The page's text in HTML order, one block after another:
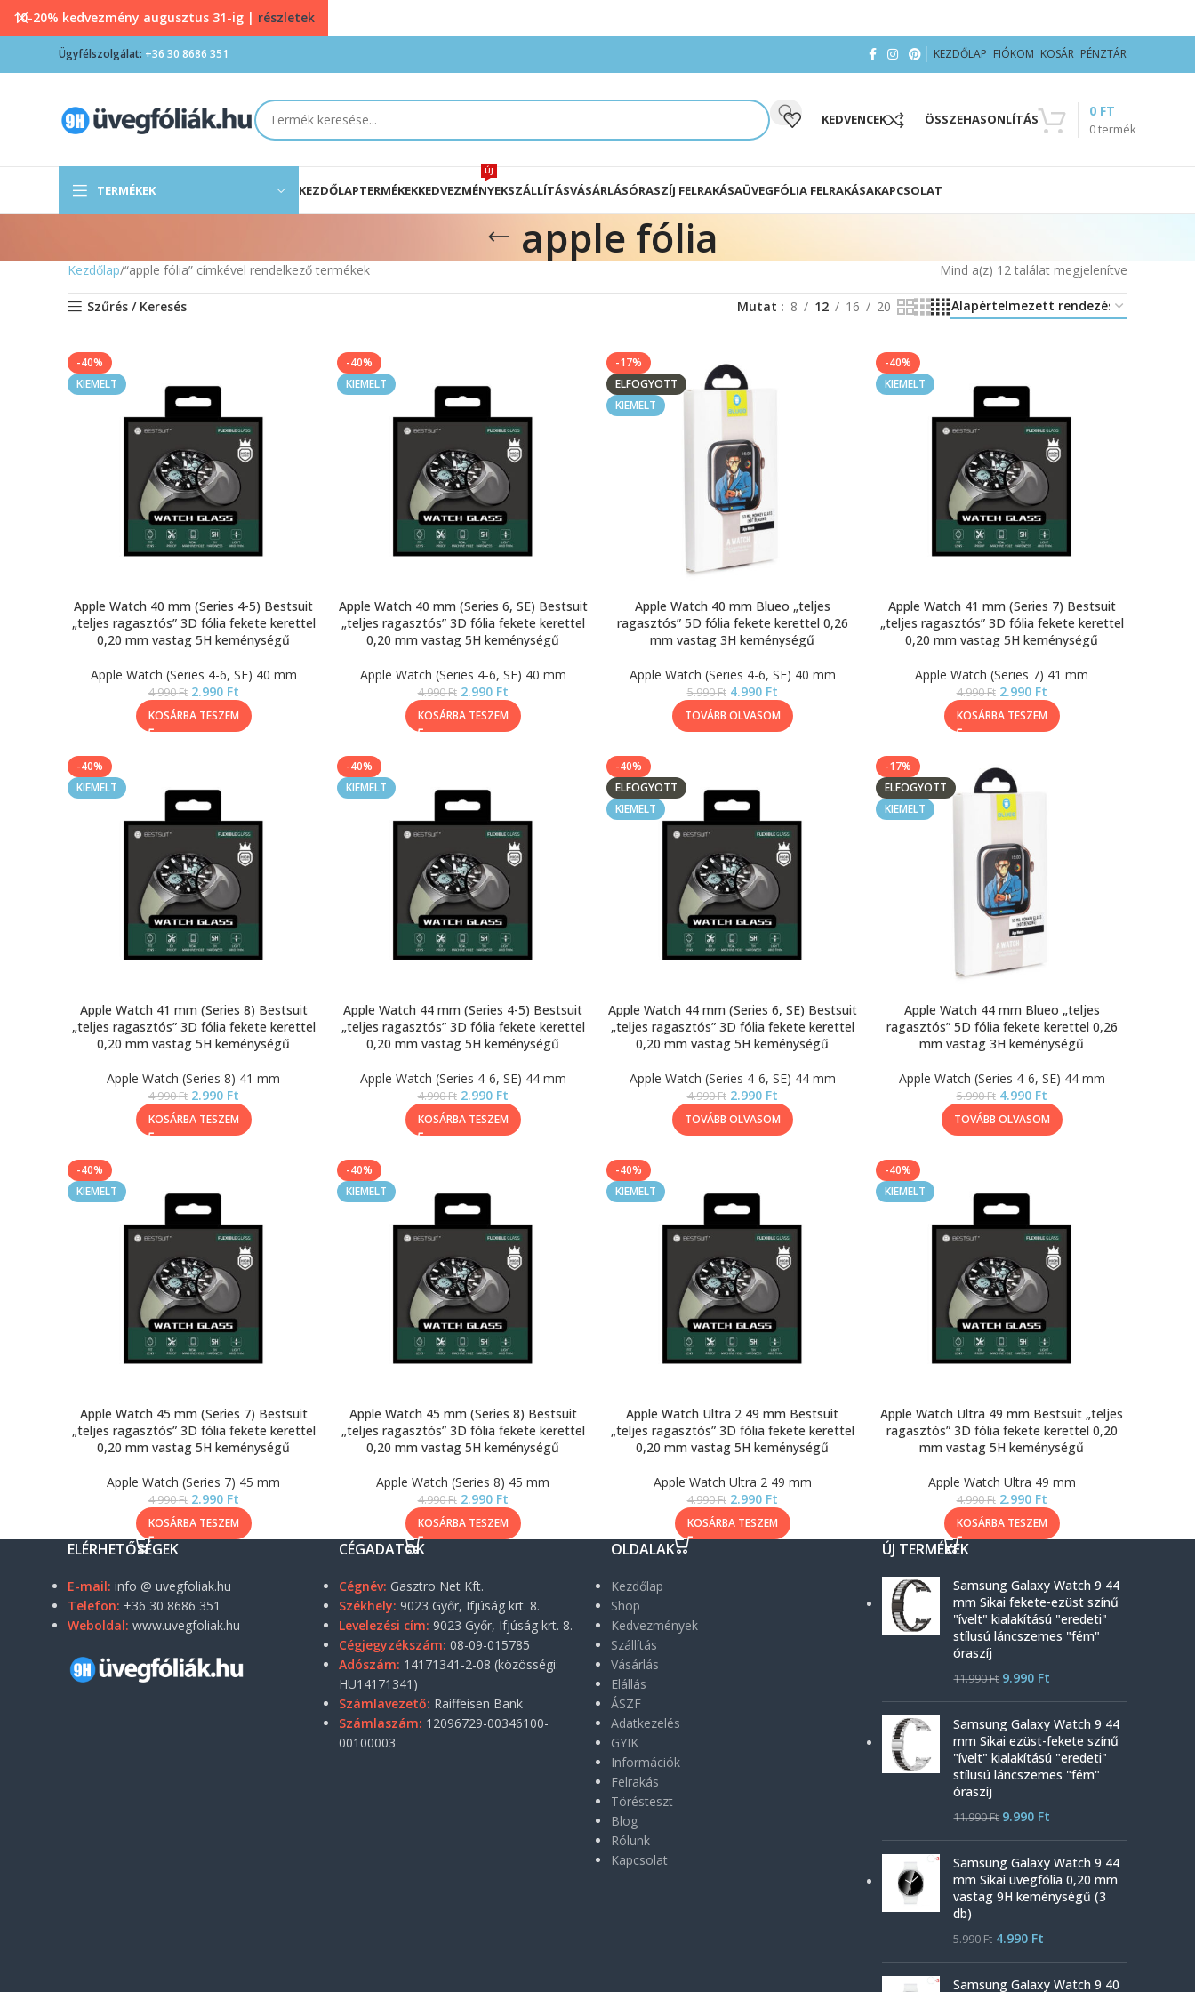
Ügyfélszolgálat: +36 30 8686 351 KEZDŐLAP FIÓKOM KOSÁR PÉNZTÁR
KEDVENCEK ÖSSZEHASONLÍTÁS
0termék
0 FT
TERMÉKEK KEZDŐLAPTERMÉKEKKEDVEZMÉNYEK
ÚJ
SZÁLLÍTÁSVÁSÁRLÁSÓRASZÍJ FELRAKÁSAÜVEGFÓLIA FELRAKÁSAKAPCSOLAT
apple fólia
Kezdőlap “apple fólia” címkével rendelkező termékek Mind a(z) 12 találat megjelenítve
Szűrés / Keresés Mutat 8 12 16 20
-40%
KIEMELT
Apple Watch 40 mm (Series 4-5) Bestsuit
„teljes ragasztós” 3D fólia fekete kerettel
0,20 mm vastag 5H keménységű
Apple Watch (Series 4-6, SE) 40 mm
4.990Ft 2.990 Ft
KOSÁRBA TESZEM
-40%
KIEMELT
Apple Watch 40 mm (Series 6, SE) Bestsuit
„teljes ragasztós” 3D fólia fekete kerettel
0,20 mm vastag 5H keménységű
Apple Watch (Series 4-6, SE) 40 mm
4.990Ft 2.990 Ft
KOSÁRBA TESZEM
-17%
ELFOGYOTT
KIEMELT
Apple Watch 40 mm Blueo „teljes
ragasztós” 5D fólia fekete kerettel 0,26
mm vastag 3H keménységű
Apple Watch (Series 4-6, SE) 40 mm
5.990Ft 4.990 Ft
TOVÁBB OLVASOM
-40%
KIEMELT
Apple Watch 41 mm (Series 7) Bestsuit
„teljes ragasztós” 3D fólia fekete kerettel
0,20 mm vastag 5H keménységű
Apple Watch (Series 7) 41 mm
4.990Ft 2.990 Ft
KOSÁRBA TESZEM
-40%
KIEMELT
Apple Watch 41 mm (Series 8) Bestsuit
„teljes ragasztós” 3D fólia fekete kerettel
0,20 mm vastag 5H keménységű
Apple Watch (Series 8) 41 mm
4.990Ft 2.990 Ft
KOSÁRBA TESZEM
-40%
KIEMELT
Apple Watch 44 mm (Series 4-5) Bestsuit
„teljes ragasztós” 3D fólia fekete kerettel
0,20 mm vastag 5H keménységű
Apple Watch (Series 4-6, SE) 44 mm
4.990Ft 2.990 Ft
KOSÁRBA TESZEM
-40%
ELFOGYOTT
KIEMELT
Apple Watch 44 mm (Series 6, SE) Bestsuit
„teljes ragasztós” 3D fólia fekete kerettel
0,20 mm vastag 5H keménységű
Apple Watch (Series 4-6, SE) 44 mm
4.990Ft 2.990 Ft
TOVÁBB OLVASOM
-17%
ELFOGYOTT
KIEMELT
Apple Watch 44 mm Blueo „teljes
ragasztós” 5D fólia fekete kerettel 0,26
mm vastag 3H keménységű
Apple Watch (Series 4-6, SE) 44 mm
5.990Ft 4.990 Ft
TOVÁBB OLVASOM
-40%
KIEMELT
Apple Watch 45 mm (Series 7) Bestsuit
„teljes ragasztós” 3D fólia fekete kerettel
0,20 mm vastag 5H keménységű
Apple Watch (Series 7) 45 mm
4.990Ft 2.990 Ft
KOSÁRBA TESZEM
-40%
KIEMELT
Apple Watch 45 mm (Series 8) Bestsuit
„teljes ragasztós” 3D fólia fekete kerettel
0,20 mm vastag 5H keménységű
Apple Watch (Series 8) 45 mm
4.990Ft 2.990 Ft
KOSÁRBA TESZEM
-40%
KIEMELT
Apple Watch Ultra 2 49 mm Bestsuit
„teljes ragasztós” 3D fólia fekete kerettel
0,20 mm vastag 5H keménységű
Apple Watch Ultra 2 49 mm
4.990Ft 2.990 Ft
KOSÁRBA TESZEM
-40%
KIEMELT
Apple Watch Ultra 49 mm Bestsuit „teljes
ragasztós” 3D fólia fekete kerettel 0,20
mm vastag 5H keménységű
Apple Watch Ultra 49 mm
4.990Ft 2.990 Ft
KOSÁRBA TESZEM
ELÉRHETŐSÉGEK
E-mail: info @ uvegfoliak.hu
Telefon: +36 30 8686 351
Weboldal: www.uvegfoliak.hu
CÉGADATOK
Cégnév: Gasztro Net Kft.
Székhely: 9023 Győr, Ifjúság krt. 8.
Levelezési cím: 9023 Győr, Ifjúság krt. 8.
Cégjegyzékszám: 08-09-015785
Adószám: 14171341-2-08 (közösségi:
HU14171341)
Számlavezető: Raiffeisen Bank
Számlaszám: 12096729-00346100-
00100003
OLDALAK
Kezdőlap
Shop
Kedvezmények
Szállítás
Vásárlás
Elállás
ÁSZF
Adatkezelés
GYIK
Információk
Felrakás
Törésteszt
Blog
Rólunk
Kapcsolat
ÚJ TERMÉKEK
Samsung Galaxy Watch 9 44
mm Sikai fekete-ezüst színű
"ívelt" kialakítású "eredeti"
stílusú láncszemes "fém"
óraszíj
11.990Ft 9.990 Ft
Samsung Galaxy Watch 9 44
mm Sikai ezüst-fekete színű
"ívelt" kialakítású "eredeti"
stílusú láncszemes "fém"
óraszíj
11.990Ft 9.990 Ft
Samsung Galaxy Watch 9 44
mm Sikai üvegfólia 0,20 mm
vastag 9H keménységű (3
db)
5.990Ft 4.990 Ft
Samsung Galaxy Watch 9 40
10-20% kedvezmény augusztus 31-ig | részletek